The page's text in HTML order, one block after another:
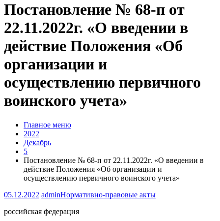
Постановление № 68-п от
22.11.2022г. «О введении в
действие Положения «Об
организации и
осуществлению первичного
воинского учета»
Главное меню
2022
Декабрь
5
Постановление № 68-п от 22.11.2022г. «О введении в
действие Положения «Об организации и
осуществлению первичного воинского учета»
05.12.2022 adminНормативно-правовые акты
российская федерация